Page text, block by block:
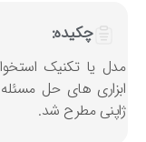
چکیده:
های حل مسئله
مطرح شد.